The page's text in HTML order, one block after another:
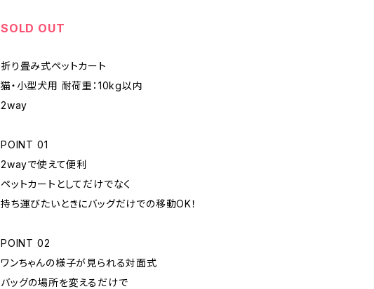
SOLD OUT
折り畳み式ペットカート
猫・小型犬用 耐荷重：10kg以内
2way
POINT 01
2wayで使えて便利
ペットカートとしてだけでなく
持ち運びたいときにバッグだけでの移動OK！
POINT 02
ワンちゃんの様子が見られる対面式
バッグの場所を変えるだけで